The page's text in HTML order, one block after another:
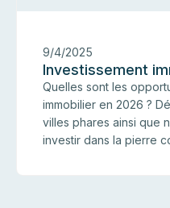
9/4/2025
Investissement
Quelles sont les
immobilier en 2026 ?
villes phares ainsi que
investir dans la pierre